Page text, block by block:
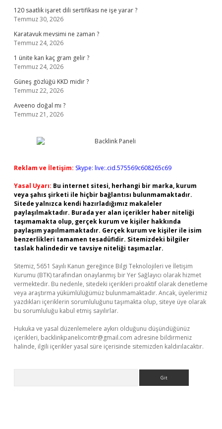
120 saatlik işaret dili sertifikası ne işe yarar ?
Temmuz 30, 2026
Karatavuk mevsimi ne zaman ?
Temmuz 24, 2026
1 ünite kan kaç gram gelir ?
Temmuz 24, 2026
Güneş gözlüğü KKD midir ?
Temmuz 22, 2026
Aveeno doğal mı ?
Temmuz 21, 2026
Reklam ve İletişim: Skype: live:.cid.575569c608265c69
Yasal Uyarı: Bu internet sitesi, herhangi bir marka, kurum
veya şahıs şirketi ile hiçbir bağlantısı bulunmamaktadır.
Sitede yalnızca kendi hazırladığımız makaleler
paylaşılmaktadır. Burada yer alan içerikler haber niteliği
taşımamakta olup, gerçek kurum ve kişiler hakkında
paylaşım yapılmamaktadır. Gerçek kurum ve kişiler ile isim
benzerlikleri tamamen tesadüfidir. Sitemizdeki bilgiler
taslak halindedir ve tavsiye niteliği taşımazlar.
Sitemiz, 5651 Sayılı Kanun gereğince Bilgi Teknolojileri ve İletişim
Kurumu (BTK) tarafından onaylanmış bir Yer Sağlayıcı olarak hizmet
vermektedir. Bu nedenle, sitedeki içerikleri proaktif olarak denetleme
veya araştırma yükümlülüğümüz bulunmamaktadır. Ancak, üyelerimiz
yazdıkları içeriklerin sorumluluğunu taşımakta olup, siteye üye olarak
bu sorumluluğu kabul etmiş sayılırlar.
Hukuka ve yasal düzenlemelere aykırı olduğunu düşündüğünüz
içerikleri, backlinkpanelicomtr@gmail.com adresine bildirmeniz
halinde, ilgili içerikler yasal süre içerisinde sitemizden kaldırılacaktır.